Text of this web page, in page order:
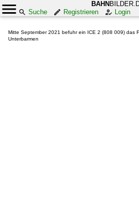
BAHN
Suche
Registrieren Login
Mitte September 2021 befuhr ein ICE 2 (808 009) das
Unterbarmen